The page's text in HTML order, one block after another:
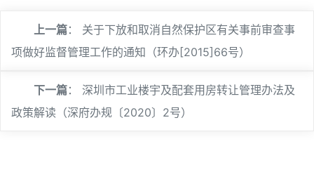
上一篇： 关于下放和取消自然保护区有关事前审查事
项做好监督管理工作的通知（环办[2015]66号）
下一篇： 深圳市工业楼宇及配套用房转让管理办法及
政策解读（深府办规〔2020〕2号）